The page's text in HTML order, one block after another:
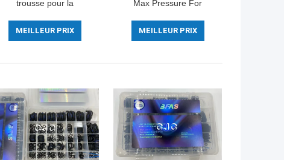
trousse pour la
de l'excavatrice SK210-
8SK210-8
MEILLEUR PRIX
Max Pressure For
joint de centre durable
de réparation
MEILLEUR PRIX